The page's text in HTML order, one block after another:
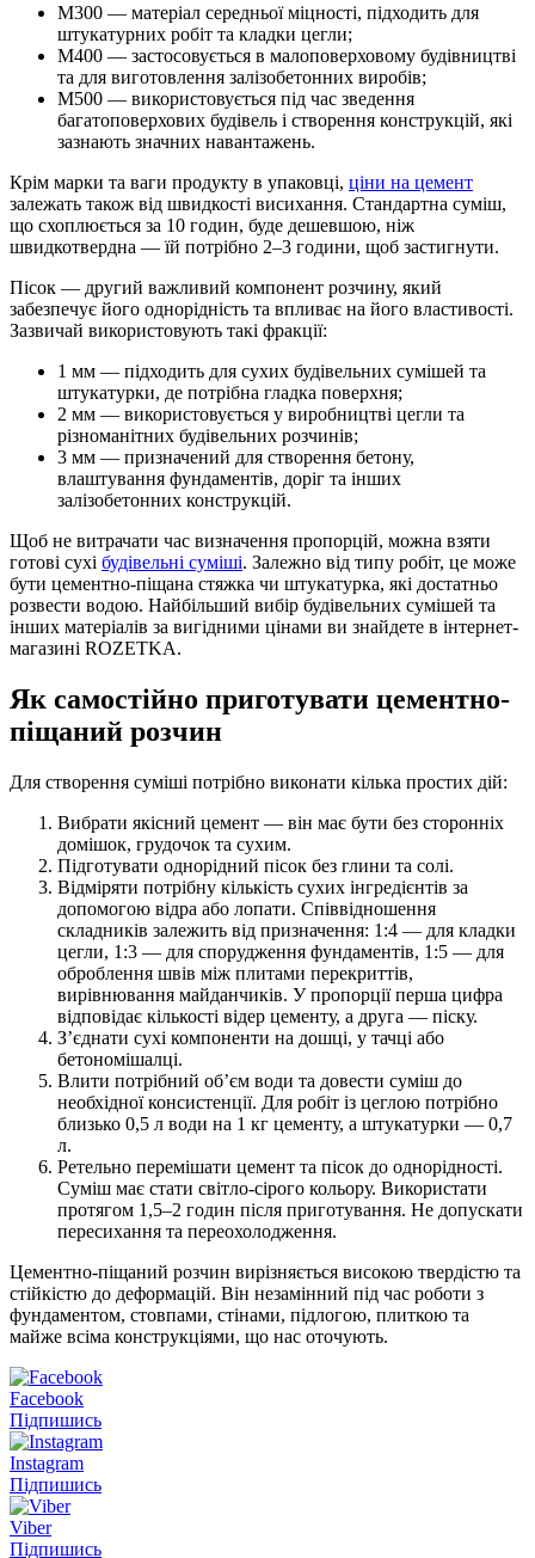
М300 — матеріал середньої міцності, підходить для
штукатурних робіт та кладки цегли;
М400 — застосовується в малоповерховому будівництві
та для виготовлення залізобетонних виробів;
М500 — використовується під час зведення
багатоповерхових будівель і створення конструкцій, які
зазнають значних навантажень.
Крім марки та ваги продукту в упаковці, ціни на цемент
залежать також від швидкості висихання. Стандартна суміш,
що схоплюється за 10 годин, буде дешевшою, ніж
швидкотвердна — їй потрібно 2–3 години, щоб застигнути.
Пісок — другий важливий компонент розчину, який
забезпечує його однорідність та впливає на його властивості.
Зазвичай використовують такі фракції:
1 мм — підходить для сухих будівельних сумішей та
штукатурки, де потрібна гладка поверхня;
2 мм — використовується у виробництві цегли та
різноманітних будівельних розчинів;
3 мм — призначений для створення бетону,
влаштування фундаментів, доріг та інших
залізобетонних конструкцій.
Щоб не витрачати час визначення пропорцій, можна взяти
готові сухі будівельні суміші. Залежно від типу робіт, це може
бути цементно-піщана стяжка чи штукатурка, які достатньо
розвести водою. Найбільший вибір будівельних сумішей та
інших матеріалів за вигідними цінами ви знайдете в інтернет-
магазині ROZETKA.
Як самостійно приготувати цементно-
піщаний розчин
Для створення суміші потрібно виконати кілька простих дій:
Вибрати якісний цемент — він має бути без сторонніх
домішок, грудочок та сухим.
Підготувати однорідний пісок без глини та солі.
Відміряти потрібну кількість сухих інгредієнтів за
допомогою відра або лопати. Співвідношення
складників залежить від призначення: 1:4 — для кладки
цегли, 1:3 — для спорудження фундаментів, 1:5 — для
оброблення швів між плитами перекриттів,
вирівнювання майданчиків. У пропорції перша цифра
відповідає кількості відер цементу, а друга — піску.
З’єднати сухі компоненти на дошці, у тачці або
бетономішалці.
Влити потрібний об’єм води та довести суміш до
необхідної консистенції. Для робіт із цеглою потрібно
близько 0,5 л води на 1 кг цементу, а штукатурки — 0,7
л.
Ретельно перемішати цемент та пісок до однорідності.
Суміш має стати світло-сірого кольору. Використати
протягом 1,5–2 годин після приготування. Не допускати
пересихання та переохолодження.
Цементно-піщаний розчин вирізняється високою твердістю та
стійкістю до деформацій. Він незамінний під час роботи з
фундаментом, стовпами, стінами, підлогою, плиткою та
майже всіма конструкціями, що нас оточують.
Facebook
Підпишись
Instagram
Підпишись
Viber
Підпишись